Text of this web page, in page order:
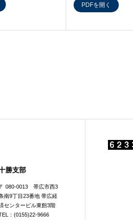
PDFを開く
勝支部
080-0013 帯広市西3
南9丁目23番地 帯広経
センタービル東館3階
：(0155)22-9666